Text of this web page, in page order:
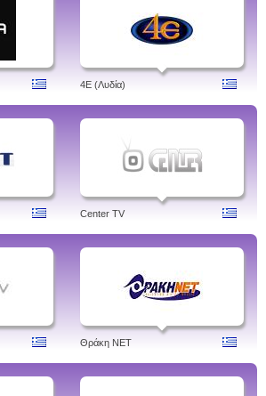
4Ε (Λυδία)
Center TV
Θράκη NET